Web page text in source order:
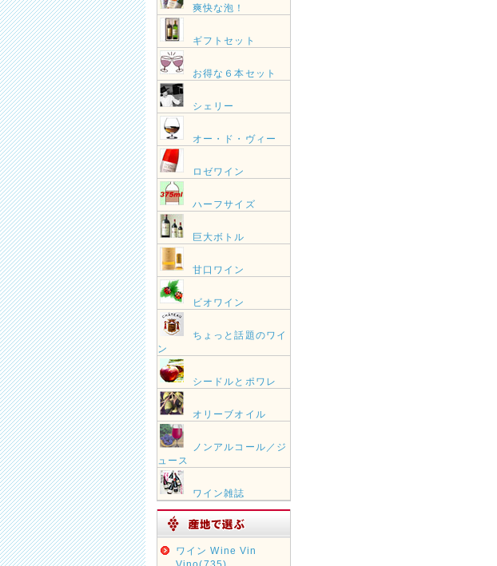
爽快な泡！
ギフトセット
お得な６本セット
シェリー
オー・ド・ヴィー
ロゼワイン
ハーフサイズ
巨大ボトル
甘口ワイン
ビオワイン
ちょっと話題のワイ
ン
シードルとポワレ
オリーブオイル
ノンアルコール／ジ
ュース
ワイン雑誌
ワイン Wine Vin